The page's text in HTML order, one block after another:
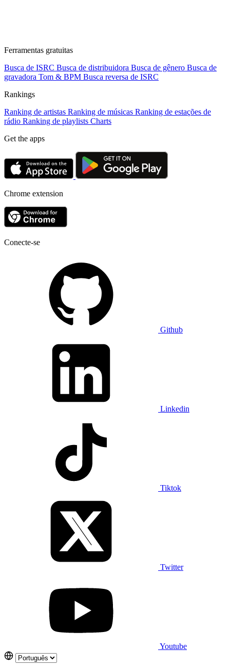
Ferramentas gratuitas
Busca de ISRC Busca de distribuidora Busca de gênero Busca de
gravadora Tom & BPM Busca reversa de ISRC
Rankings
Ranking de artistas Ranking de músicas Ranking de estações de
rádio Ranking de playlists Charts
Get the apps
Chrome extension
Conecte-se
Github
Linkedin
Tiktok
Twitter
Youtube